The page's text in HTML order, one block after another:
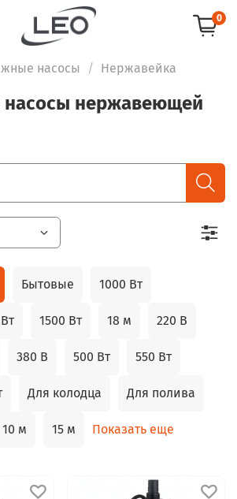
0
насосы Нержавейка
нержавеющей
Бытовые 1000 Вт
1500 Вт 18 м 220 В
380 В 500 Вт 550 Вт
Для колодца Для полива
10 м 15 м Показать еще